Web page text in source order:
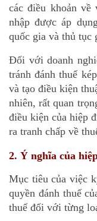
các điều khoản
nhập được áp
quốc gia và thủ tục
Đối với doanh
tránh đánh thuế
và tạo điều kiện
nhiên, rất quan
điều kiện của hiệp
ra tranh chấp về
2. Ý nghĩa của
Mục tiêu của việc
quyền đánh thuế
thuế đối với từng